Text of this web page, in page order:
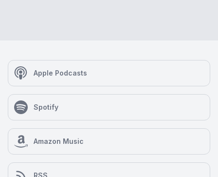
Apple Podcasts
Spotify
Amazon Music
RSS